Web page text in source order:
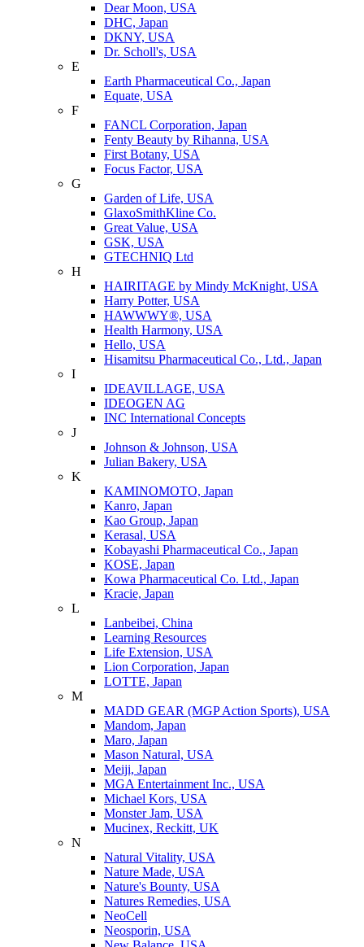
Dear Moon, USA
DHC, Japan
DKNY, USA
Dr. Scholl's, USA
E
Earth Pharmaceutical Co., Japan
Equate, USA
F
FANCL Corporation, Japan
Fenty Beauty by Rihanna, USA
First Botany, USA
Focus Factor, USA
G
Garden of Life, USA
GlaxoSmithKline Co.
Great Value, USA
GSK, USA
GTECHNIQ Ltd
H
HAIRITAGE by Mindy McKnight, USA
Harry Potter, USA
HAWWWY®, USA
Health Harmony, USA
Hello, USA
Hisamitsu Pharmaceutical Co., Ltd., Japan
I
IDEAVILLAGE, USA
IDEOGEN AG
INC International Concepts
J
Johnson & Johnson, USA
Julian Bakery, USA
K
KAMINOMOTO, Japan
Kanro, Japan
Kao Group, Japan
Kerasal, USA
Kobayashi Pharmaceutical Co., Japan
KOSE, Japan
Kowa Pharmaceutical Co. Ltd., Japan
Kracie, Japan
L
Lanbeibei, China
Learning Resources
Life Extension, USA
Lion Corporation, Japan
LOTTE, Japan
M
MADD GEAR (MGP Action Sports), USA
Mandom, Japan
Maro, Japan
Mason Natural, USA
Meiji, Japan
MGA Entertainment Inc., USA
Michael Kors, USA
Monster Jam, USA
Mucinex, Reckitt, UK
N
Natural Vitality, USA
Nature Made, USA
Nature's Bounty, USA
Natures Remedies, USA
NeoCell
Neosporin, USA